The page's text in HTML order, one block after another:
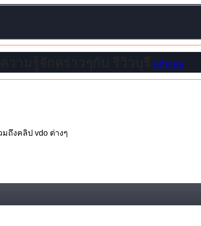
คลิกเลย
ถึงคลิป vdo ต่างๆ